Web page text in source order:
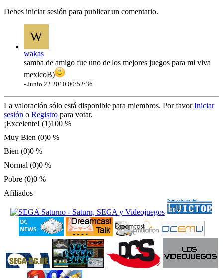
Debes iniciar sesión para publicar un comentario.
W
wakas
samba de amigo fue uno de los mejores juegos para mi viva
mexicoB)
- Junio 22 2010 00:52:36
La valoración sólo está disponible para miembros. Por favorIniciar
sesión o Registro para votar.
¡Excelente! (1)100 %
Muy Bien (0)0 %
Bien (0)0 %
Normal (0)0 %
Pobre (0)0 %
Afiliados